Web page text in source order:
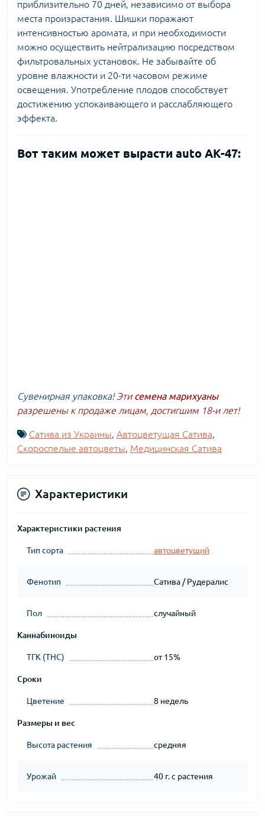
приблизительно 70 дней, независимо от выбора
места произрастания. Шишки поражают
интенсивностью аромата, и при необходимости
можно осуществить нейтрализацию посредством
фильтровальных установок. Не забывайте об
уровне влажности и 20-ти часовом режиме
освещения. Употребление плодов способствует
достижению успокаивающего и расслабляющего
эффекта.
Вот таким может вырасти auto АК-47:
Сувенирная упаковка!Эти семена марихуаны
разрешены к продаже лицам, достигшим 18-и лет!
Сатива из Украины, Автоцветущая Сатива,
Скороспелые автоцветы, Медицинская Сатива
Характеристики
Характеристики растения
Тип сорта автоцветущий
Фенотип Сатива / Рудералис
Пол случайный
Каннабиноиды
ТГК (THC) от 15%
Сроки
Цветение 8 недель
Размеры и вес
Высота растения средняя
Урожай 40 г. с растения